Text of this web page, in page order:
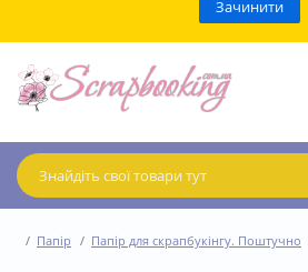
Зачинити
Папір Папір для скрапбукінгу. Поштучно